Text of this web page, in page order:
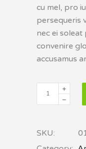
cu mel, pro
persequeris
nec ei
convenire
accusamus
SKU: